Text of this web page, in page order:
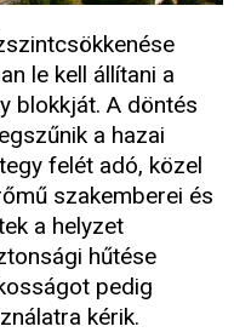
le kell állítani a
blokkját. A döntés
a hazai
felét adó, közel
szakemberei és
a helyzet
hűtése
pedig
kérik.